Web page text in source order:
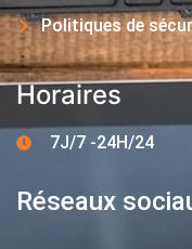
Politiques de
Horaires
7J/7 -24H/24
Réseaux